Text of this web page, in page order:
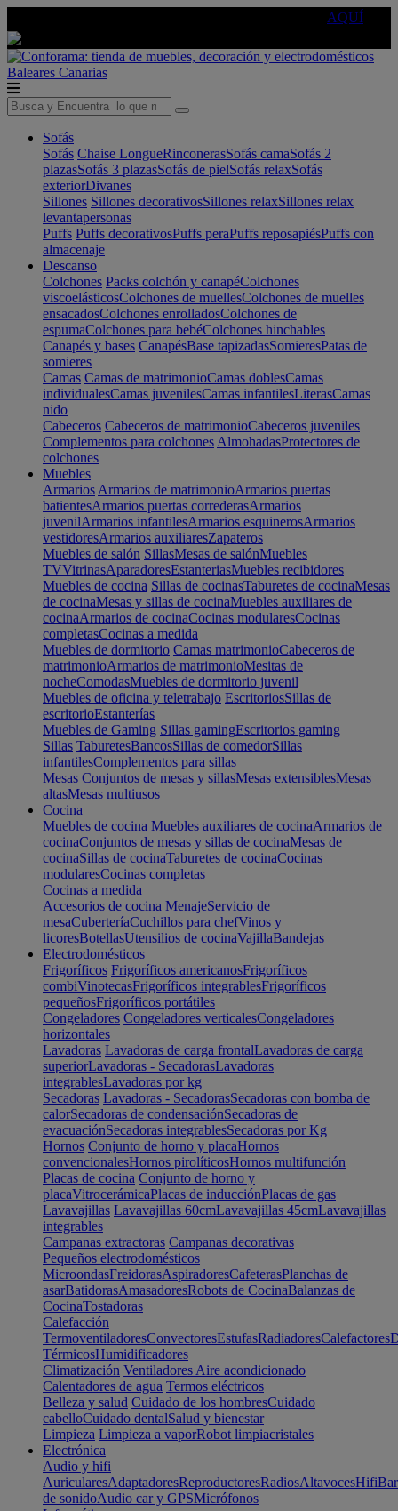
AQUÍ
Baleares Canarias
Sofás
Sofás Chaise LongueRinconerasSofás camaSofás 2
plazasSofás 3 plazasSofás de pielSofás relaxSofás
exteriorDivanes
Sillones Sillones decorativosSillones relaxSillones relax
levantapersonas
Puffs Puffs decorativosPuffs peraPuffs reposapiésPuffs con
almacenaje
Descanso
Colchones Packs colchón y canapéColchones
viscoelásticosColchones de muellesColchones de muelles
ensacadosColchones enrolladosColchones de
espumaColchones para bebéColchones hinchables
Canapés y bases CanapésBase tapizadasSomieresPatas de
somieres
Camas Camas de matrimonioCamas doblesCamas
individualesCamas juvenilesCamas infantilesLiterasCamas
nido
Cabeceros Cabeceros de matrimonioCabeceros juveniles
Complementos para colchones AlmohadasProtectores de
colchones
Muebles
Armarios Armarios de matrimonioArmarios puertas
batientesArmarios puertas correderasArmarios
juvenilArmarios infantilesArmarios esquinerosArmarios
vestidoresArmarios auxiliaresZapateros
Muebles de salón SillasMesas de salónMuebles
TVVitrinasAparadoresEstanteriasMuebles recibidores
Muebles de cocina Sillas de cocinasTaburetes de cocinaMesas
de cocinaMesas y sillas de cocinaMuebles auxiliares de
cocinaArmarios de cocinaCocinas modularesCocinas
completasCocinas a medida
Muebles de dormitorio Camas matrimonioCabeceros de
matrimonioArmarios de matrimonioMesitas de
nocheComodasMuebles de dormitorio juvenil
Muebles de oficina y teletrabajo EscritoriosSillas de
escritorioEstanterías
Muebles de Gaming Sillas gamingEscritorios gaming
Sillas TaburetesBancosSillas de comedorSillas
infantilesComplementos para sillas
Mesas Conjuntos de mesas y sillasMesas extensiblesMesas
altasMesas multiusos
Cocina
Muebles de cocina Muebles auxiliares de cocinaArmarios de
cocinaConjuntos de mesas y sillas de cocinaMesas de
cocinaSillas de cocinaTaburetes de cocinaCocinas
modularesCocinas completas
Cocinas a medida
Accesorios de cocina MenajeServicio de
mesaCuberteríaCuchillos para chefVinos y
licoresBotellasUtensilios de cocinaVajillaBandejas
Electrodomésticos
Frigoríficos Frigoríficos americanosFrigoríficos
combiVinotecasFrigoríficos integrablesFrigoríficos
pequeñosFrigoríficos portátiles
Congeladores Congeladores verticalesCongeladores
horizontales
Lavadoras Lavadoras de carga frontalLavadoras de carga
superiorLavadoras - SecadorasLavadoras
integrablesLavadoras por kg
Secadoras Lavadoras - SecadorasSecadoras con bomba de
calorSecadoras de condensaciónSecadoras de
evacuaciónSecadoras integrablesSecadoras por Kg
Hornos Conjunto de horno y placaHornos
convencionalesHornos pirolíticosHornos multifunción
Placas de cocina Conjunto de horno y
placaVitrocerámicaPlacas de inducciónPlacas de gas
Lavavajillas Lavavajillas 60cmLavavajillas 45cmLavavajillas
integrables
Campanas extractoras Campanas decorativas
Pequeños electrodomésticos
MicroondasFreidorasAspiradoresCafeterasPlanchas de
asarBatidorasAmasadoresRobots de CocinaBalanzas de
CocinaTostadoras
Calefacción
TermoventiladoresConvectoresEstufasRadiadoresCalefactores
TérmicosHumidificadores
Climatización Ventiladores Aire acondicionado
Calentadores de agua Termos eléctricos
Belleza y salud Cuidado de los hombresCuidado
cabelloCuidado dentalSalud y bienestar
Limpieza Limpieza a vaporRobot limpiacristales
Electrónica
Audio y hifi
AuricularesAdaptadoresReproductoresRadiosAltavocesHifi
de sonidoAudio car y GPSMicrófonos